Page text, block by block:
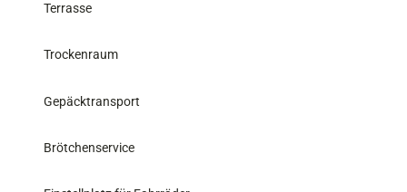
Terrasse
Trockenraum
Gepäcktransport
Brötchenservice